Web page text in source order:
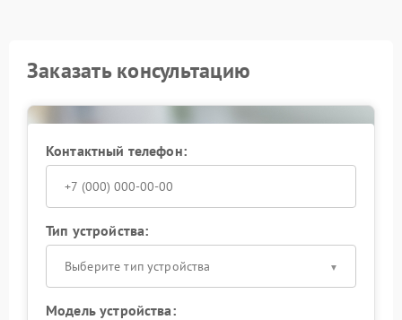
Заказать консультацию
Контактный телефон:
Тип устройства:
Выберите тип устройства
Модель устройства: